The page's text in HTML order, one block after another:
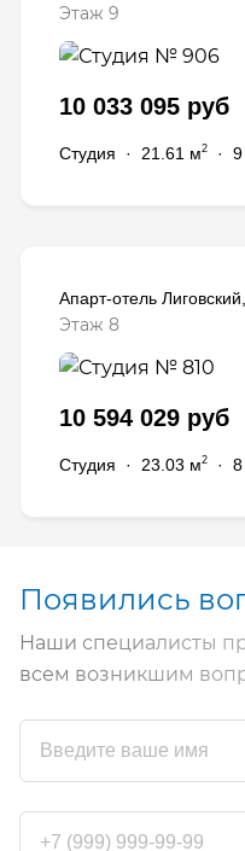
Этаж 9
10 033 095 руб
Студия · 21.61 м2 ·
Апарт-отель
Этаж 8
10 594 029 руб
Студия · 23.03 м2 ·
Появились
Наши специалисты
всем возникшим